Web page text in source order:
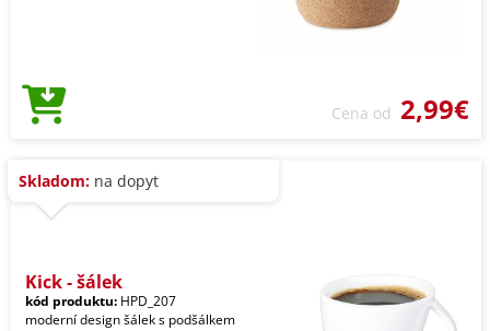
Cena od 2,99€
Skladom: na dopyt
Kick - šálek
kód produktu: HPD_207
moderní design šálek s podšálkem